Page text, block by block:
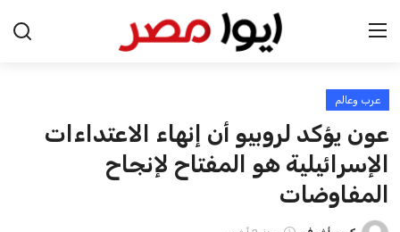
الرئيسية
اخبار مصر
عرب وعالم
عرب وعالم
عون يؤكد لروبيو أن إنهاء الاعتداءات
الإسرائيلية هو المفتاح لإنجاح
المفاوضات